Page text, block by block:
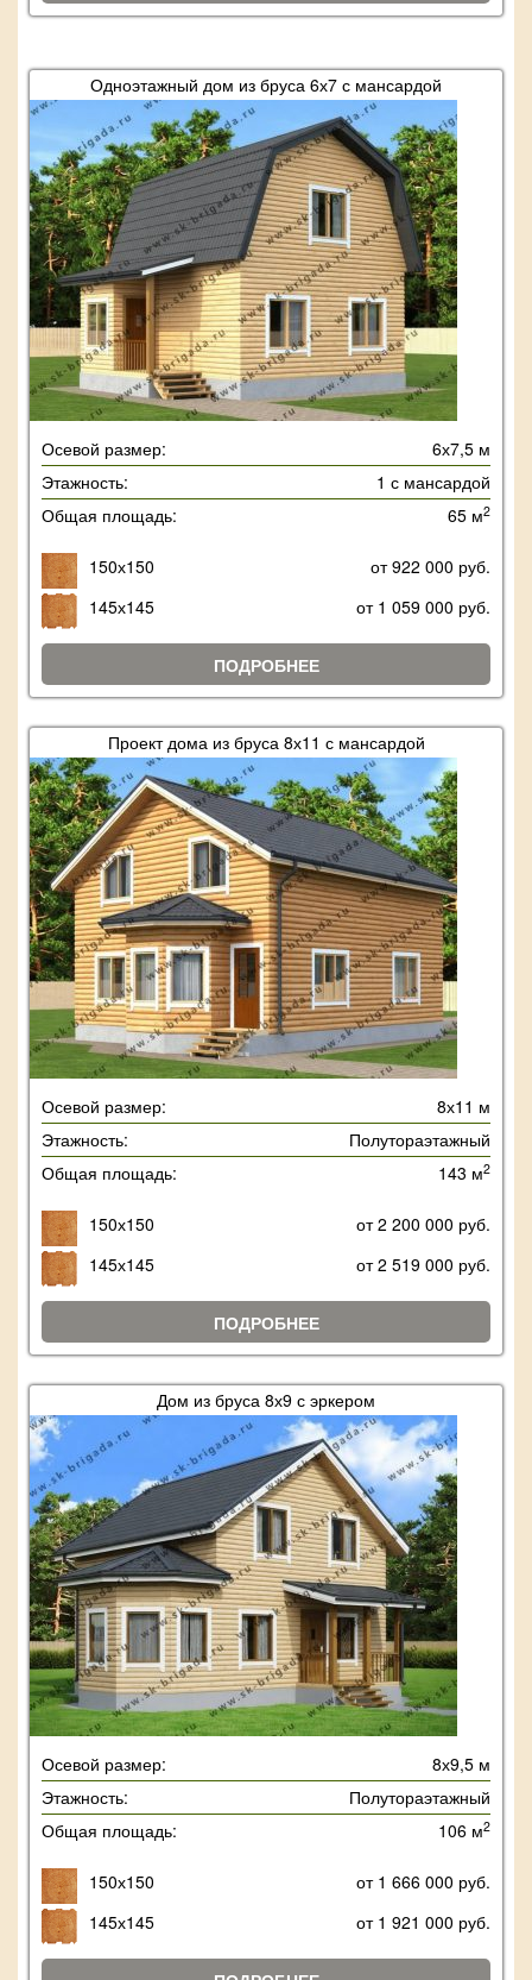
Одноэтажный дом из бруса 6х7 с мансардой
Осевой размер:
6х7,5 м
Этажность:
1 с мансардой
Общая площадь:
65 м2
150х150
от 922 000 руб.
145х145
от 1 059 000 руб.
ПОДРОБНЕЕ
Проект дома из бруса 8х11 с мансардой
Осевой размер:
8х11 м
Этажность:
Полутораэтажный
Общая площадь:
143 м2
150х150
от 2 200 000 руб.
145х145
от 2 519 000 руб.
ПОДРОБНЕЕ
Дом из бруса 8х9 с эркером
Осевой размер:
8х9,5 м
Этажность:
Полутораэтажный
Общая площадь:
106 м2
150х150
от 1 666 000 руб.
145х145
от 1 921 000 руб.